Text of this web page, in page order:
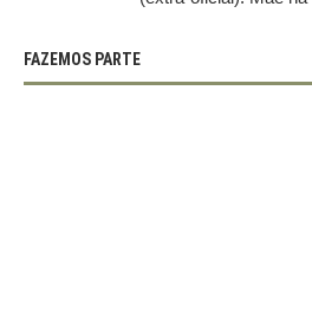
FAZEMOS PARTE